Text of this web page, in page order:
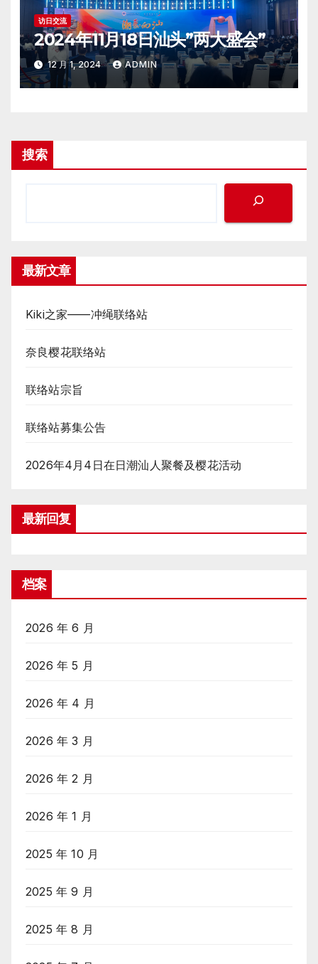
访日交流
2024年11月18日汕头”两大盛会”
12 月 1, 2024 ADMIN
搜索
最新文章
Kiki之家——冲绳联络站
奈良樱花联络站
联络站宗旨
联络站募集公告
2026年4月4日在日潮汕人聚餐及樱花活动
最新回复
档案
2026 年 6 月
2026 年 5 月
2026 年 4 月
2026 年 3 月
2026 年 2 月
2026 年 1 月
2025 年 10 月
2025 年 9 月
2025 年 8 月